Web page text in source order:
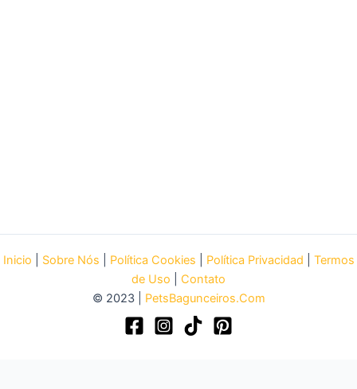
Inicio Sobre Nós Política Cookies Política Privacidad
Termos
de Uso
Contato
© 2023 | PetsBagunceiros.Com